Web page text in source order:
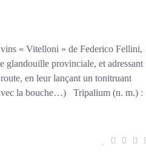
« Vitelloni » de Federico Fellini,
glandouille provinciale, et adressant
en leur lançant un tonitruant
la bouche…) Tripalium (n. m.) :